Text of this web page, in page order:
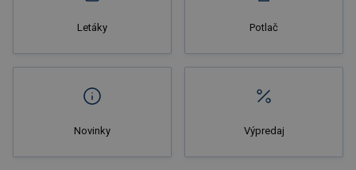
Letáky Potlač
Novinky Výpredaj